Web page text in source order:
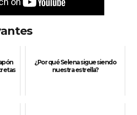
¿Por qué Selena sigue siendo
nuestra estrella?